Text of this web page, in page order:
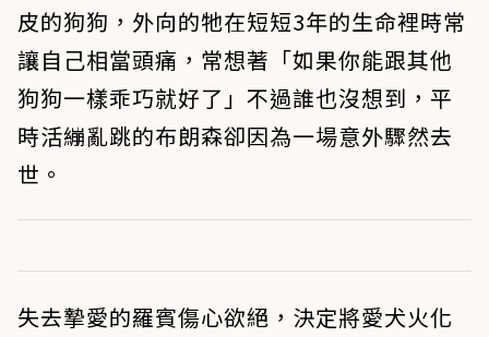
皮的狗狗，外向的牠在短短3年的生命裡時常
讓自己相當頭痛，常想著「如果你能跟其他
狗狗一樣乖巧就好了」不過誰也沒想到，平
時活繃亂跳的布朗森卻因為一場意外驟然去
世。
失去摯愛的羅賓傷心欲絕，決定將愛犬火化